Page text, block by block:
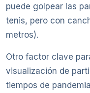
puede golpear las
tenis, pero con
metros).
Otro factor clave
visualización de
tiempos de